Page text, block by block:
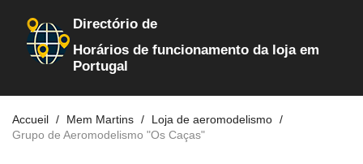
Directório de
Horários de funcionamento da loja em
Portugal
Accueil Mem Martins
Loja de aeromodelismo
Grupo de Aeromodelismo "Os Caças"